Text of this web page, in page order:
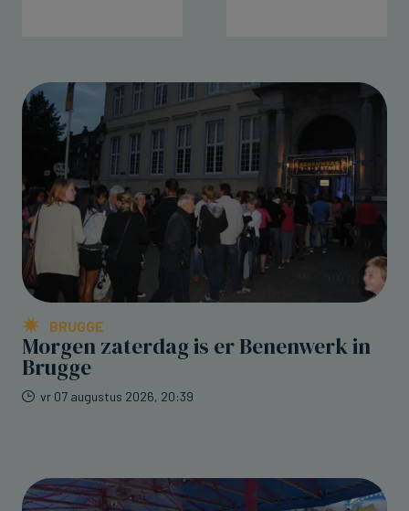
BRUGGE
Morgen zaterdag is er Benenwerk in
Brugge
vr 07 augustus 2026, 20:39